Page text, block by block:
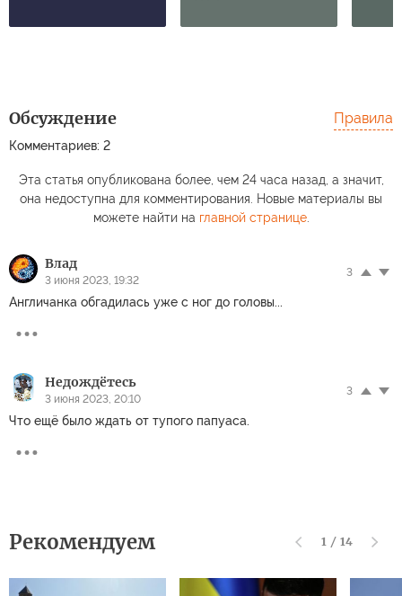
Обсуждение
Комментариев: 2
Правила
Эта статья опубликована более, чем 24 часа назад, а значит,
она недоступна для комментирования. Новые материалы вы
можете найти на главной странице.
Влад
3 июня 2023, 19:32
3
Англичанка обгадилась уже с ног до головы...
Недождётесь
3 июня 2023, 20:10
3
Что ещё было ждать от тупого папуаса.
Рекомендуем 1 / 14